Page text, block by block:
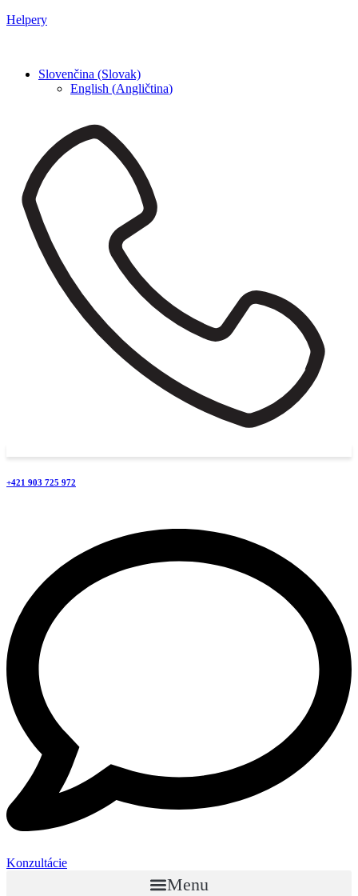
Helpery
Slovenčina (Slovak)
English (Angličtina)
+421 903 725 972
Konzultácie
Menu